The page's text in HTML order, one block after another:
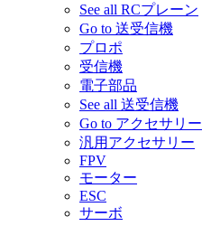
See all RCプレーン
Go to 送受信機
プロポ
受信機
電子部品
See all 送受信機
Go to アクセサリー
汎用アクセサリー
FPV
モーター
ESC
サーボ